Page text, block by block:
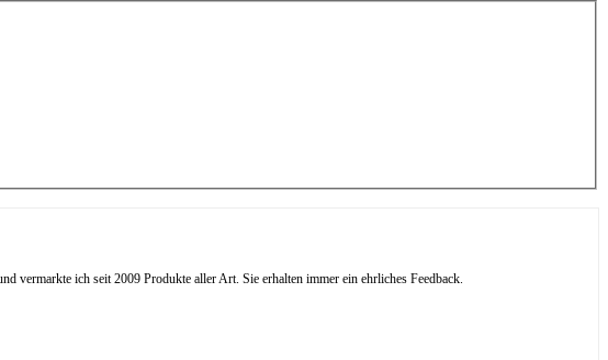
vermarkte ich seit 2009 Produkte aller Art. Sie erhalten immer ein ehrliches Feedback.